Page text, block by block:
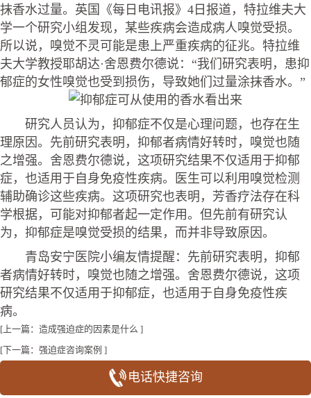
抹香水过量。英国《每日电讯报》4日报道，特拉维夫大
学一个研究小组发现，某些疾病会造成病人嗅觉受损。
所以说，嗅觉不灵可能是患上严重疾病的征兆。特拉维
夫大学教授耶胡达·舍恩费尔德说：“我们研究表明，患抑
郁症的女性嗅觉也受到损伤，导致她们过量涂抹香水。”
研究人员认为，抑郁症不仅是心理问题，也存在生
理原因。先前研究表明，抑郁者病情好转时，嗅觉也随
之增强。舍恩费尔德说，这项研究结果不仅适用于抑郁
症，也适用于自身免疫性疾病。医生可以利用嗅觉检测
辅助确诊这些疾病。这项研究也表明，芳香疗法存在科
学根据，可能对抑郁者起一定作用。但先前有研究认
为，抑郁症是嗅觉受损的结果，而并非导致原因。
青岛安宁医院小编友情提醒：先前研究表明，抑郁
者病情好转时，嗅觉也随之增强。舍恩费尔德说，这项
研究结果不仅适用于抑郁症，也适用于自身免疫性疾
病。
[上一篇： 造成强迫症的因素是什么 ]
[下一篇： 强迫症咨询案例 ]
电话快捷咨询